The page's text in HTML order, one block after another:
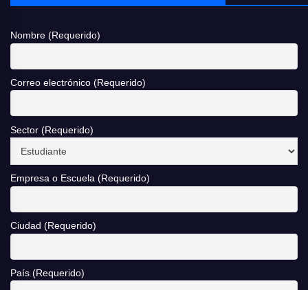
Nombre (Requerido)
Correo electrónico (Requerido)
Sector (Requerido)
Empresa o Escuela (Requerido)
Ciudad (Requerido)
País (Requerido)